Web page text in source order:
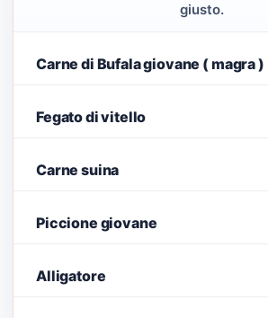
giusto.
Carne di Bufala giovane ( magra )
Fegato di vitello
Carne suina
Piccione giovane
Alligatore